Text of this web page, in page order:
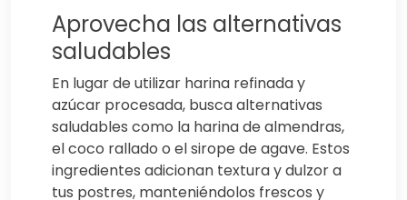
Aprovecha las alternativas
saludables
En lugar de utilizar harina refinada y
azúcar procesada, busca alternativas
saludables como la harina de almendras,
el coco rallado o el sirope de agave. Estos
ingredientes adicionan textura y dulzor a
tus postres, manteniéndolos frescos y